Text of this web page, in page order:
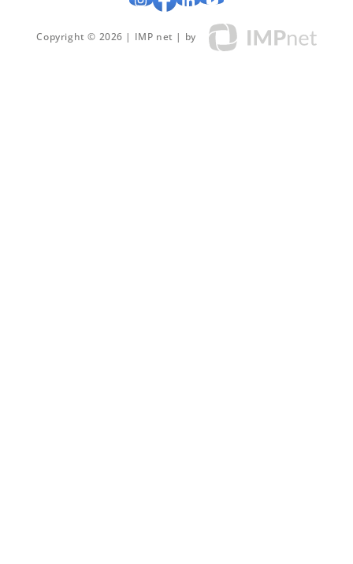
Copyright © 2026 | IMP net | by